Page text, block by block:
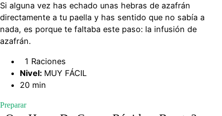
Si alguna vez has echado unas hebras de azafrán
directamente a tu paella y has sentido que no sabía a
nada, es porque te faltaba este paso: la infusión de
azafrán.
1 Raciones
Nivel: MUY FÁCIL
20 min
Preparar